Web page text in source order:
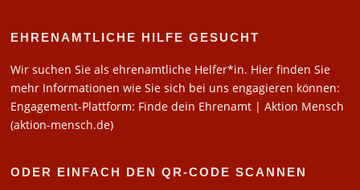
EHRENAMTLICHE HILFE GESUCHT
Wir suchen Sie als ehrenamtliche Helfer*in. Hier finden Sie
mehr Informationen wie Sie sich bei uns engagieren können:
Engagement-Plattform: Finde dein Ehrenamt | Aktion Mensch
(aktion-mensch.de)
ODER EINFACH DEN QR-CODE SCANNEN